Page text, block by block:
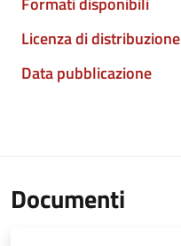
Licenza di distribuzione
Data pubblicazione
Documenti